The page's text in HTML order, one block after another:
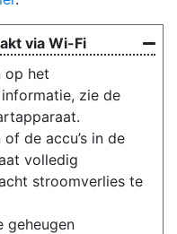
via Wi-Fi
op het
zie de
de accu’s in de
volledig
stroomverlies te
geheugen